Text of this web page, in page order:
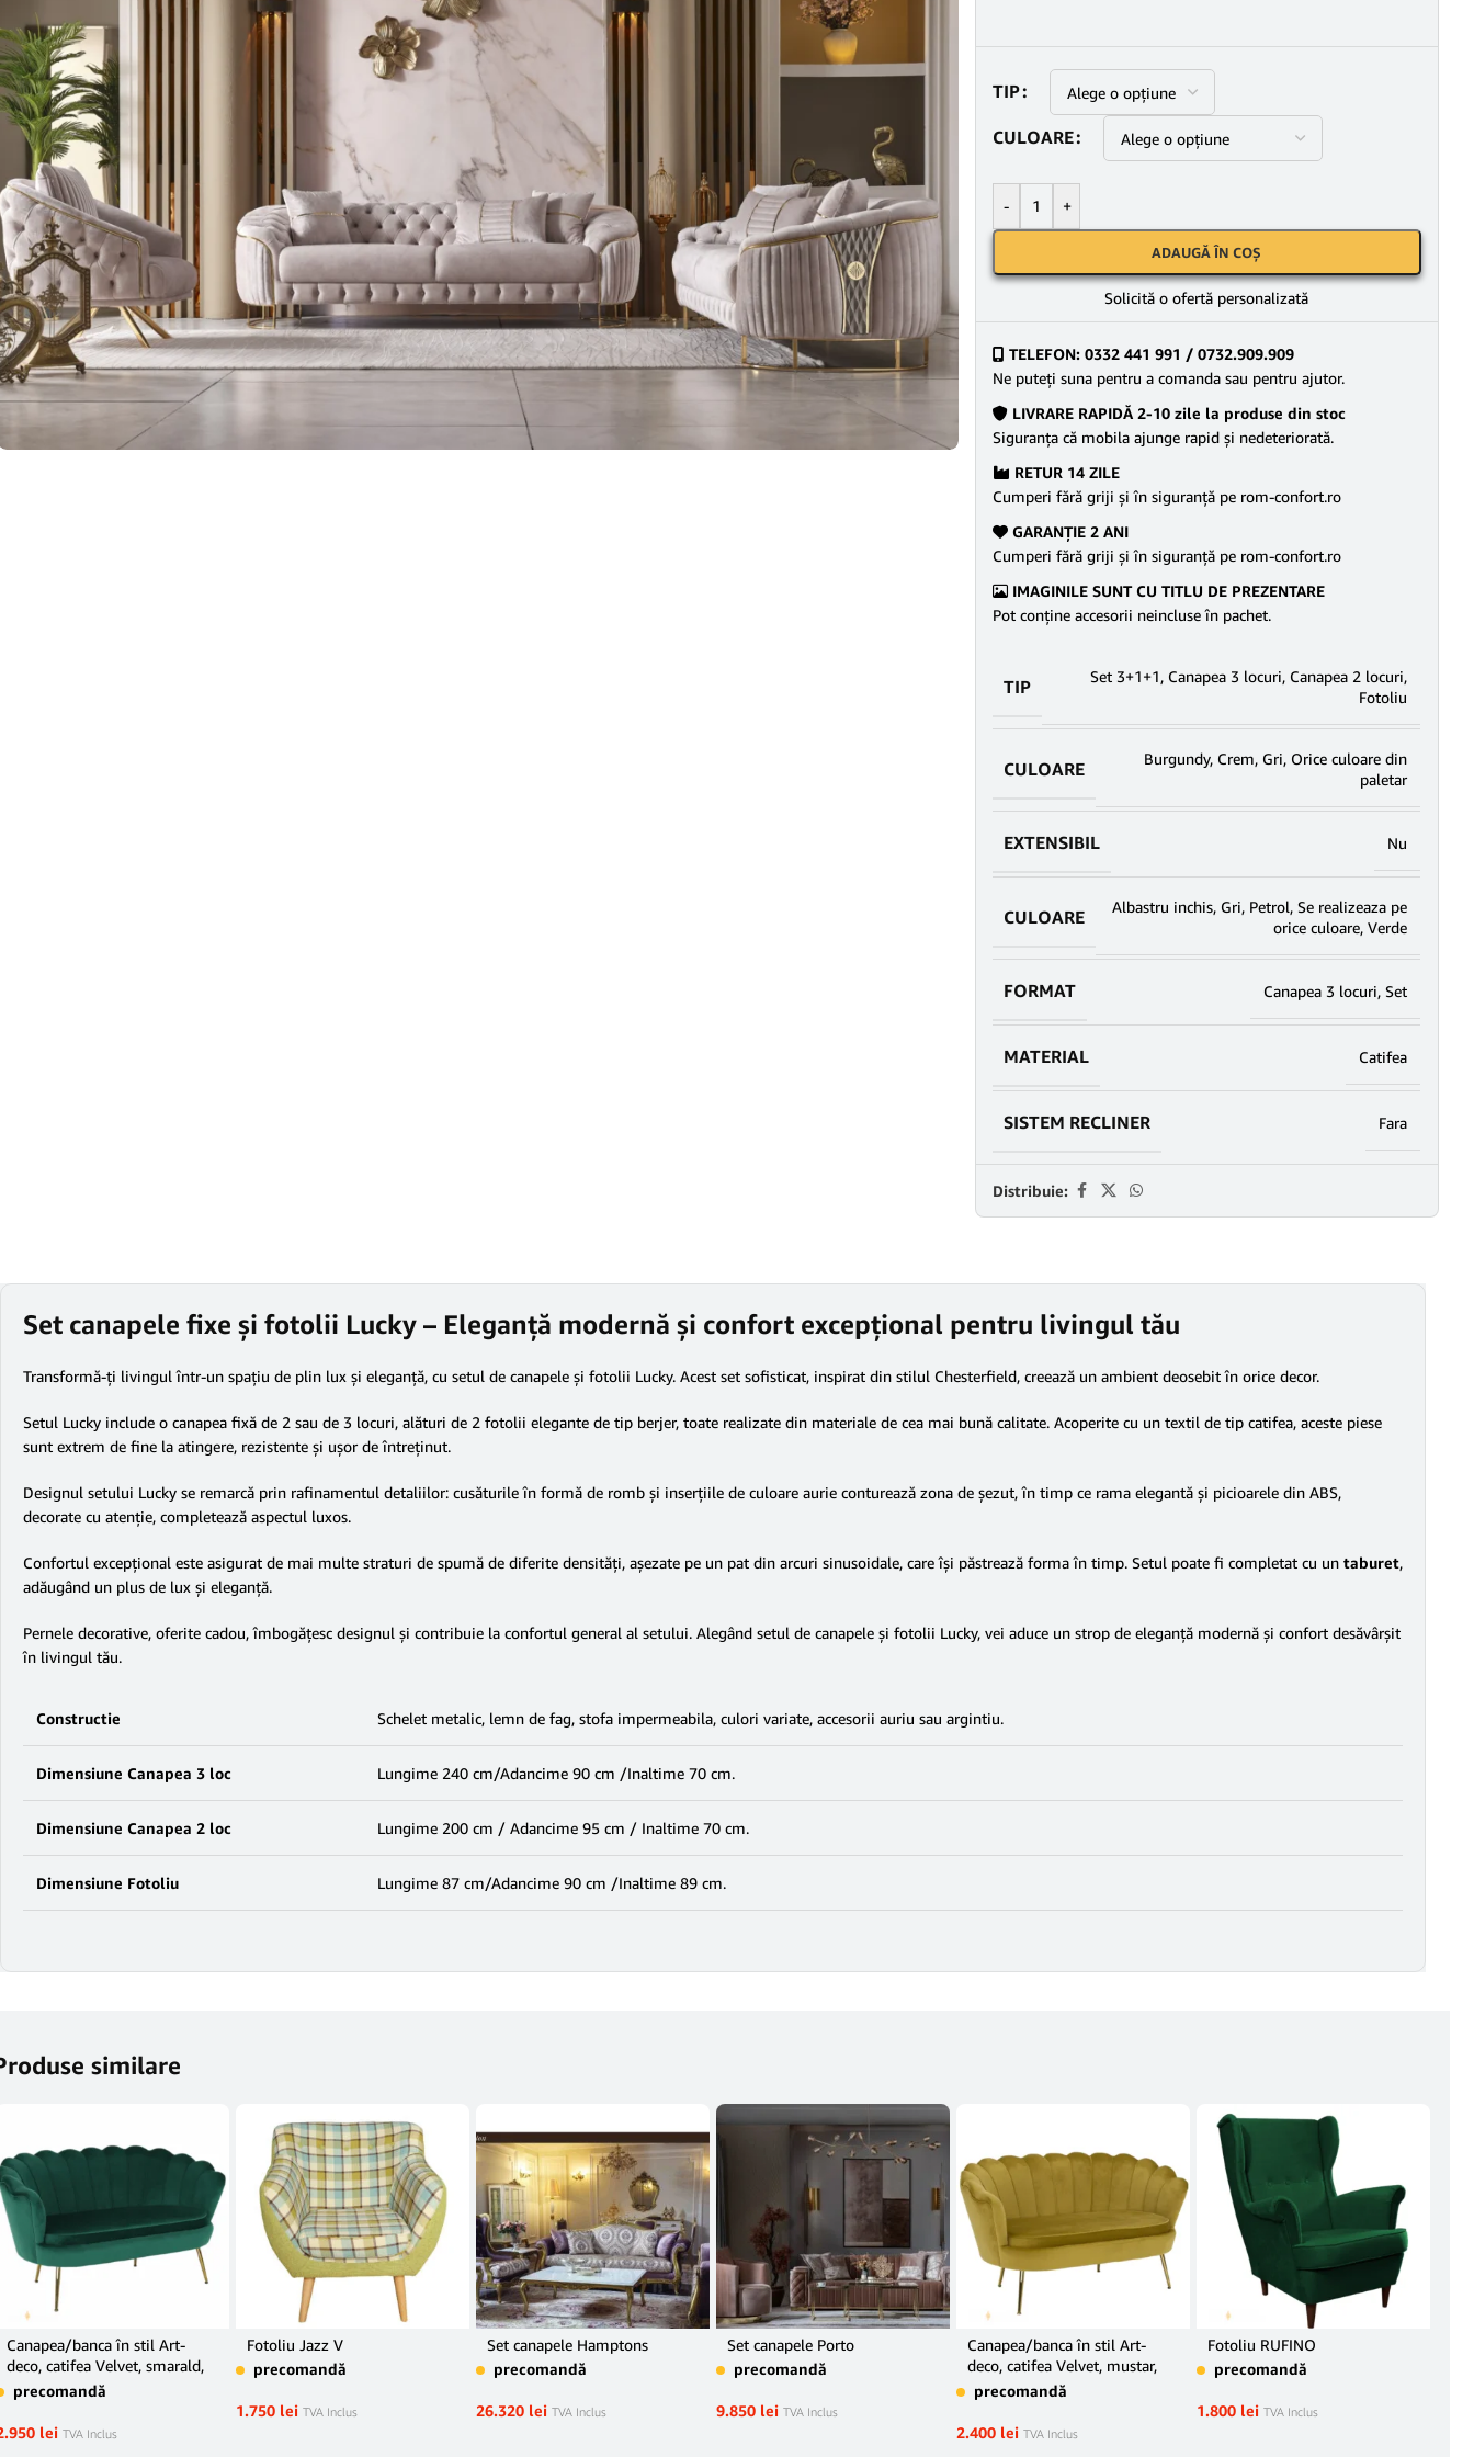
TIP
CULOARE
- +
ADAUGĂ ÎN COȘ
Solicită o ofertă personalizată
TELEFON: 0332 441 991 / 0732.909.909
Ne puteţi suna pentru a comanda sau pentru ajutor.
LIVRARE RAPIDĂ 2-10 zile la produse din stoc
Siguranţa că mobila ajunge rapid şi nedeteriorată.
RETUR 14 ZILE
Cumperi fără griji şi în siguranţă pe rom-confort.ro
GARANŢIE 2 ANI
Cumperi fără griji şi în siguranţă pe rom-confort.ro
IMAGINILE SUNT CU TITLU DE PREZENTARE
Pot conține accesorii neincluse în pachet.
TIP Set 3+1+1, Canapea 3 locuri, Canapea 2 locuri,
Fotoliu
CULOARE Burgundy, Crem, Gri, Orice culoare din
paletar
EXTENSIBIL Nu
CULOARE Albastru inchis, Gri, Petrol, Se realizeaza pe
orice culoare, Verde
FORMAT Canapea 3 locuri, Set
MATERIAL Catifea
SISTEM RECLINER Fara
Distribuie:
Set canapele fixe și fotolii Lucky – Eleganță modernă și confort excepțional pentru livingul tău
Transformă-ți livingul într-un spațiu de plin lux și eleganță, cu setul de canapele și fotolii Lucky. Acest set sofisticat, inspirat din stilul Chesterfield, creează un ambient deosebit în orice decor.
Setul Lucky include o canapea fixă de 2 sau de 3 locuri, alături de 2 fotolii elegante de tip berjer, toate realizate din materiale de cea mai bună calitate. Acoperite cu un textil de tip catifea, aceste piese
sunt extrem de fine la atingere, rezistente și ușor de întreținut.
Designul setului Lucky se remarcă prin rafinamentul detaliilor: cusăturile în formă de romb și inserțiile de culoare aurie conturează zona de șezut, în timp ce rama elegantă și picioarele din ABS,
decorate cu atenție, completează aspectul luxos.
Confortul excepțional este asigurat de mai multe straturi de spumă de diferite densități, așezate pe un pat din arcuri sinusoidale, care își păstrează forma în timp. Setul poate fi completat cu un taburet,
adăugând un plus de lux și eleganță.
Pernele decorative, oferite cadou, îmbogățesc designul și contribuie la confortul general al setului. Alegând setul de canapele și fotolii Lucky, vei aduce un strop de eleganță modernă și confort desăvârșit
în livingul tău.
Constructie Schelet metalic, lemn de fag, stofa impermeabila, culori variate, accesorii auriu sau argintiu.
Dimensiune Canapea 3 loc Lungime 240 cm/Adancime 90 cm /Inaltime 70 cm.
Dimensiune Canapea 2 loc Lungime 200 cm / Adancime 95 cm / Inaltime 70 cm.
Dimensiune Fotoliu Lungime 87 cm/Adancime 90 cm /Inaltime 89 cm.
similare
Canapea/banca în stil Art-
deco, catifea Velvet, smarald,
NOBLIN
precomandă
lei TVA Inclus
Fotoliu Jazz V
precomandă
1.750 lei TVA Inclus
Set canapele Hamptons
precomandă
26.320 lei TVA Inclus
Set canapele Porto
precomandă
9.850 lei TVA Inclus
Canapea/banca în stil Art-
deco, catifea Velvet, mustar,
NOBLIN
precomandă
2.400 lei TVA Inclus
Fotoliu RUFINO
precomandă
1.800 lei TVA Inclus